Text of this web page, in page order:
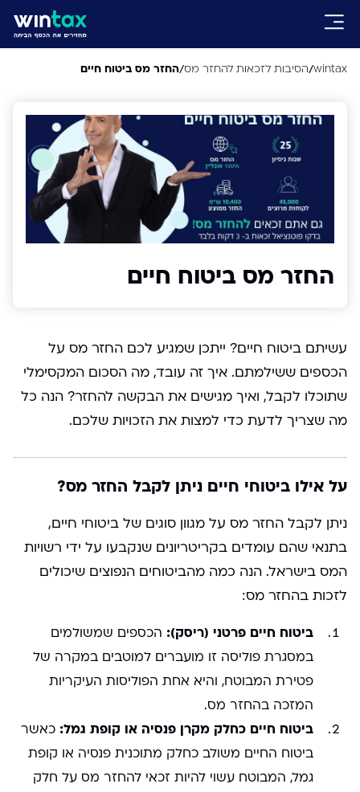
wintax
/הסיבות לזכאות להחזר מס/החזר מס ביטוח חיים
החזר מס ביטוח חיים
עשיתם ביטוח חיים? ייתכן שמגיע לכם החזר מס על
הכספים ששילמתם. איך זה עובד, מה הסכום המקסימלי
שתוכלו לקבל, ואיך מגישים את הבקשה להחזר? הנה כל
מה שצריך לדעת כדי למצות את הזכויות שלכם.
על אילו ביטוחי חיים ניתן לקבל החזר מס?
ניתן לקבל החזר מס על מגוון סוגים של ביטוחי חיים,
בתנאי שהם עומדים בקריטריונים שנקבעו על ידי רשויות
המס בישראל. הנה כמה מהביטוחים הנפוצים שיכולים
לזכות בהחזר מס:
ביטוח חיים פרטני (ריסק): הכספים שמשולמים
במסגרת פוליסה זו מועברים למוטבים במקרה של
פטירת המבוטח, והיא אחת הפוליסות העיקריות
המזכה בהחזר מס.
ביטוח חיים כחלק מקרן פנסיה או קופת גמל: כאשר
ביטוח החיים משולב כחלק מתוכנית פנסיה או קופת
גמל, המבוטח עשוי להיות זכאי להחזר מס על חלק